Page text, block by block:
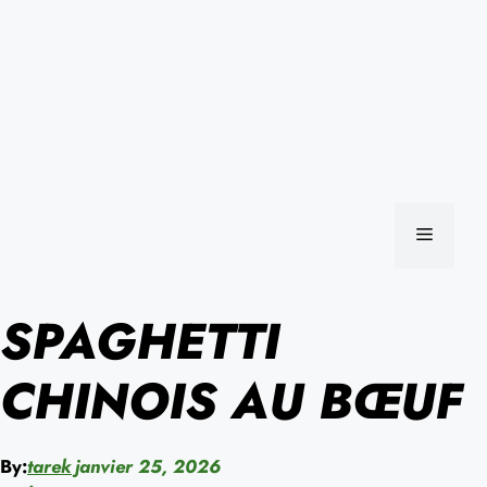
MENU
SPAGHETTI
CHINOIS AU BŒUF
By:tarekjanvier 25, 2026